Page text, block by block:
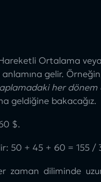
Ortalama veya
gelir.
her dönem
geldiğine bakacağız.
$.
50 + 45 + 60 = 155 /
zaman diliminde